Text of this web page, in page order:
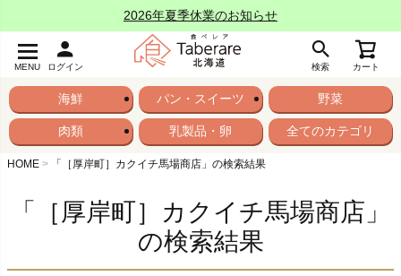
2026年夏季休業のお知らせ
MENU ログイン 検索 カート
海鮮 パン・スイーツ 野菜
肉類 乳製品・卵 全てのカテゴリ
HOME 「［厚岸町］カクイチ馬場商店」の検索結果
「［厚岸町］カクイチ馬場商店」
の検索結果